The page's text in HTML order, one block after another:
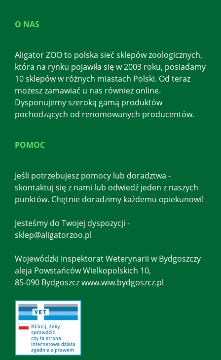
O NAS
Aligator ZOO to polska sieć sklepów zoologicznych,
która na rynku pojawiła się w 2003 roku, posiadamy
10 sklepów w różnych miastach Polski. Od teraz
możesz zamawiać u nas również online.
Dysponujemy szeroką gamą produktów
pochodzących od renomowanych producentów.
POMOC
Jeśli potrzebujesz pomocy lub doradztwa -
skontaktuj się z nami lub odwiedź jeden z naszych
punktów. Chętnie doradzimy każdemu opiekunowi!
Jesteśmy do Twojej dyspozycji -
sklep@aligatorzoo.pl
Wojewódzki Inspektorat Weterynarii w Bydgoszczy
aleja Powstańców Wielkopolskich 10,
85-090 Bydgoszcz www.wiw.bydgoszcz.pl